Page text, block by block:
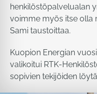
henkilöstöpalvelualan
voimme myös itse olla
Sami taustoittaa.
Kuopion Energian
valikoitui RTK-
sopivien tekijöiden